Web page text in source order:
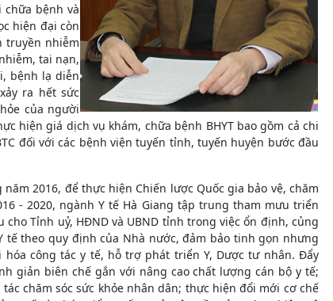
bệnh và
hiện đại còn
truyền nhiễm
tai nạn,
bệnh lạ diễn
ra hết sức
của người
hiện giá dịch vụ khám, chữa bệnh BHYT bao gồm cả chi
đối với các bệnh viện tuyến tỉnh, tuyến huyện bước đầu
2016, để thực hiện Chiến lược Quốc gia bảo vệ, chăm
- 2020, ngành Y tế Hà Giang tập trung tham mưu triển
Tỉnh uỷ, HĐND và UBND tỉnh trong việc ổn định, củng
tế theo quy định của Nhà nước, đảm bảo tinh gọn nhưng
công tác y tế, hỗ trợ phát triển Y, Dược tư nhân. Đẩy
giản biên chế gắn với nâng cao chất lượng cán bộ y tế;
chăm sóc sức khỏe nhân dân; thực hiện đổi mới cơ chế